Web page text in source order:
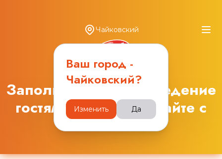
Чайковский
Ваш город -
Чайковский?
Изменить Да
Заполняйте ваше заведение
гостями и зарабатывайте с
Obana.club